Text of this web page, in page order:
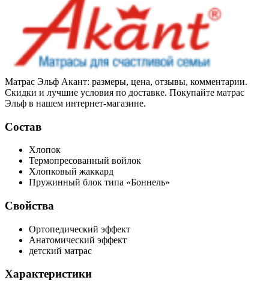
Матрас Эльф Акант: размеры, цена, отзывы, комментарии.
Скидки и лучшие условия по доставке. Покупайте матрас
Эльф в нашем интернет-магазине.
Состав
Хлопок
Термопресованный войлок
Хлопковый жаккард
Пружинный блок типа «Боннель»
Свойства
Ортопедический эффект
Анатомический эффект
детский матрас
Характеристики